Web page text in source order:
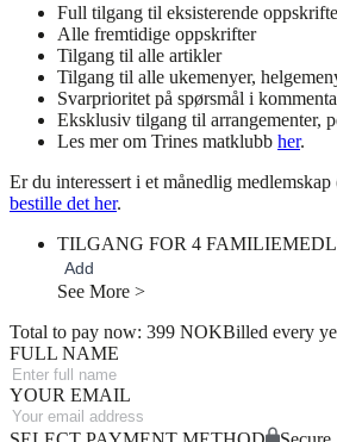
Full tilgang til eksisterende
Alle fremtidige oppskrifter
Tilgang til alle artikler
Tilgang til alle ukemenyer,
Svarprioritet på spørsmål i
Eksklusiv tilgang til arrangementer,
Les mer om Trines matklubb her.
Er du interessert i et månedlig
bestille det her.
TILGANG FOR 4
Add
See More >
Total to pay now: 399 NOKBilled every
FULL NAME
YOUR EMAIL